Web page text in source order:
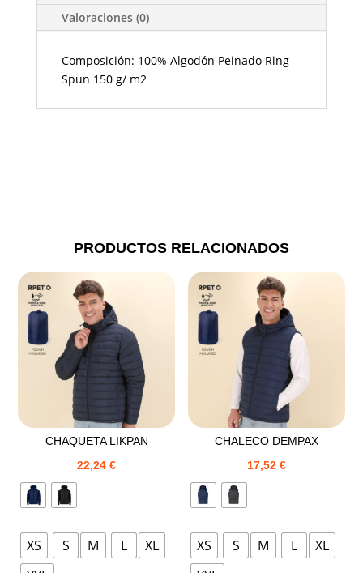
Valoraciones (0)
Composición: 100% Algodón Peinado Ring
Spun 150 g/ m2
PRODUCTOS RELACIONADOS
CHAQUETA LIKPAN
22,24€
XS S M L
XL
CHALECO DEMPAX
17,52 €
XS S M L
XL